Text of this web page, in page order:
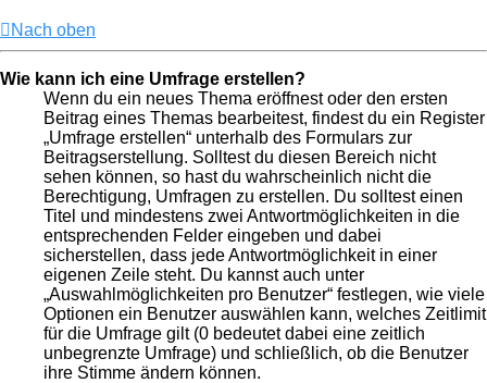
Nach oben
Wie kann ich eine Umfrage erstellen?
Wenn du ein neues Thema eröffnest oder den ersten
Beitrag eines Themas bearbeitest, findest du ein Register
„Umfrage erstellen“ unterhalb des Formulars zur
Beitragserstellung. Solltest du diesen Bereich nicht
sehen können, so hast du wahrscheinlich nicht die
Berechtigung, Umfragen zu erstellen. Du solltest einen
Titel und mindestens zwei Antwortmöglichkeiten in die
entsprechenden Felder eingeben und dabei
sicherstellen, dass jede Antwortmöglichkeit in einer
eigenen Zeile steht. Du kannst auch unter
„Auswahlmöglichkeiten pro Benutzer“ festlegen, wie viele
Optionen ein Benutzer auswählen kann, welches Zeitlimit
für die Umfrage gilt (0 bedeutet dabei eine zeitlich
unbegrenzte Umfrage) und schließlich, ob die Benutzer
ihre Stimme ändern können.